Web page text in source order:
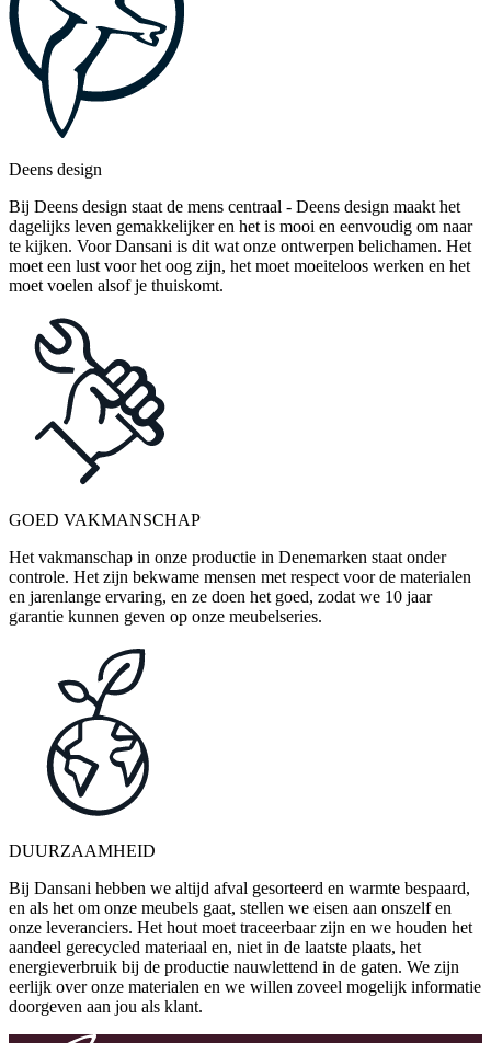
Deens design
Bij Deens design staat de mens centraal - Deens design maakt het
dagelijks leven gemakkelijker en het is mooi en eenvoudig om naar
te kijken. Voor Dansani is dit wat onze ontwerpen belichamen. Het
moet een lust voor het oog zijn, het moet moeiteloos werken en het
moet voelen alsof je thuiskomt.
GOED VAKMANSCHAP
Het vakmanschap in onze productie in Denemarken staat onder
controle. Het zijn bekwame mensen met respect voor de materialen
en jarenlange ervaring, en ze doen het goed, zodat we 10 jaar
garantie kunnen geven op onze meubelseries.
DUURZAAMHEID
Bij Dansani hebben we altijd afval gesorteerd en warmte bespaard,
en als het om onze meubels gaat, stellen we eisen aan onszelf en
onze leveranciers. Het hout moet traceerbaar zijn en we houden het
aandeel gerecycled materiaal en, niet in de laatste plaats, het
energieverbruik bij de productie nauwlettend in de gaten. We zijn
eerlijk over onze materialen en we willen zoveel mogelijk informatie
doorgeven aan jou als klant.